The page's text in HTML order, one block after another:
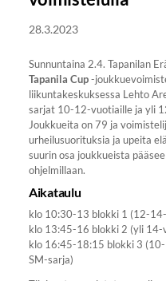
28.3.2023
Sunnuntaina 2.4. Tapanilan
Tapanila Cup-
liikuntakeskuksessa Lehto
sarjat 10-12-vuotiaille ja yli
Joukkueita on 79 ja
urheilusuorituksia ja upeita
suurin osa joukkueista
ohjelmillaan.
Aikataulu
klo 10:30-13 blokki 1 (12-
klo 13:45-16 blokki 2 (yli 14-
klo 16:45-18:15 blokki 3
SM-sarja)